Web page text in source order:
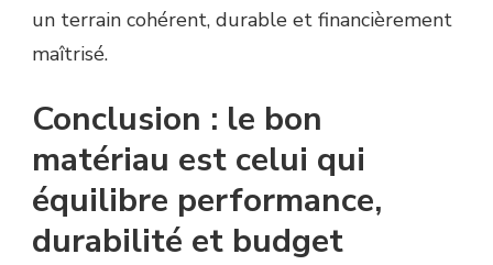
un terrain cohérent, durable et financièrement
maîtrisé.
Conclusion : le bon
matériau est celui qui
équilibre performance,
durabilité et budget